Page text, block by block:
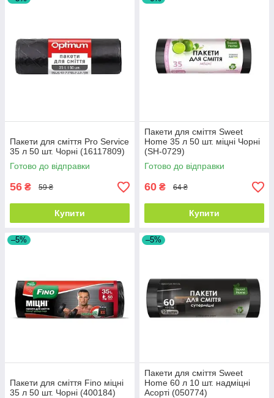
Пакети для сміття Pro Service
35 л 50 шт. Чорні (16117809)
Готово до відправки
56 ₴ 59 ₴
Купити
Пакети для сміття Sweet
Home 35 л 50 шт. міцні Чорні
(SH-0729)
Готово до відправки
60 ₴ 64 ₴
Купити
–5%
Пакети для сміття Fino міцні
35 л 50 шт. Чорні (400184)
–5%
Пакети для сміття Sweet
Home 60 л 10 шт. надміцні
Асорті (050774)